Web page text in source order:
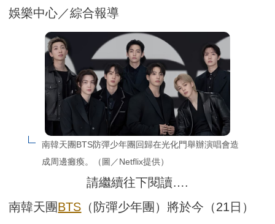
娛樂中心／綜合報導
南韓天團BTS防彈少年團回歸在光化門舉辦演唱會造
成周邊癱瘓。（圖／Netflix提供）
請繼續往下閱讀….
南韓天團BTS （防彈少年團）將於今（21日）